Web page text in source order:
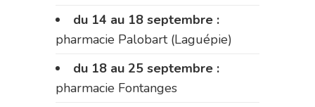
du 14 au 18 septembre :
pharmacie Palobart (Laguépie)
du 18 au 25 septembre :
pharmacie Fontanges